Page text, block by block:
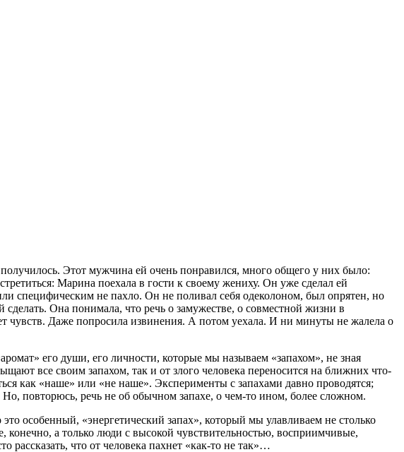
Этот мужчина ей очень понравился, много общего у них было:
Марина поехала в гости к своему жениху. Он уже сделал ей
специфическим не пахло. Он не поливал себя одеколоном, был опрятен, но
Она понимала, что речь о замужестве, о совместной жизни в
чувств. Даже попросила извинения. А потом уехала. И ни минуты не жалела о
его души, его личности, которые мы называем «запахом», не зная
все своим запахом, так и от злого человека переносится на ближних что-
как «наше» или «не наше». Эксперименты с запахами давно проводятся;
повторюсь, речь не об обычном запахе, о чем-то ином, более сложном.
особенный, «энергетический запах», который мы улавливаем не столько
а только люди с высокой чувствительностью, восприимчивые,
что от человека пахнет «как-то не так»…